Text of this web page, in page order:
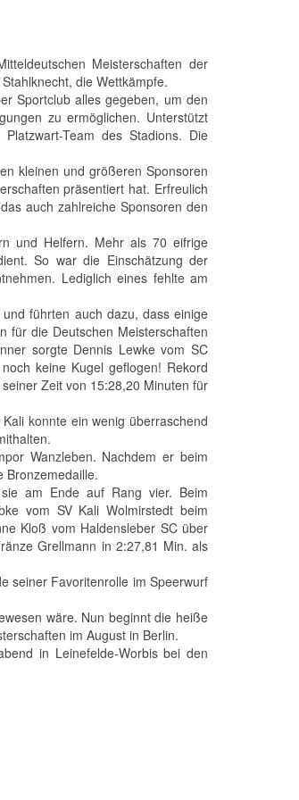
Meisterschaften der
die Wettkämpfe.
Sportclub alles gegeben, um den
zu ermöglichen. Unterstützt
Team des Stadions. Die
kleinen und größeren Sponsoren
präsentiert hat. Erfreulich
auch zahlreiche Sponsoren den
und Helfern. Mehr als 70 eifrige
So war die Einschätzung der
Lediglich eines fehlte am
führten auch dazu, dass einige
für die Deutschen Meisterschaften
sorgte Dennis Lewke vom SC
keine Kugel geflogen! Rekord
Zeit von 15:28,20 Minuten für
konnte ein wenig überraschend
Wanzleben. Nachdem er beim
Bronzemedaille.
am Ende auf Rang vier. Beim
vom SV Kali Wolmirstedt beim
Kloß vom Haldensleber SC über
Grellmann in 2:27,81 Min. als
seiner Favoritenrolle im Speerwurf
wäre. Nun beginnt die heiße
im August in Berlin.
in Leinefelde-Worbis bei den